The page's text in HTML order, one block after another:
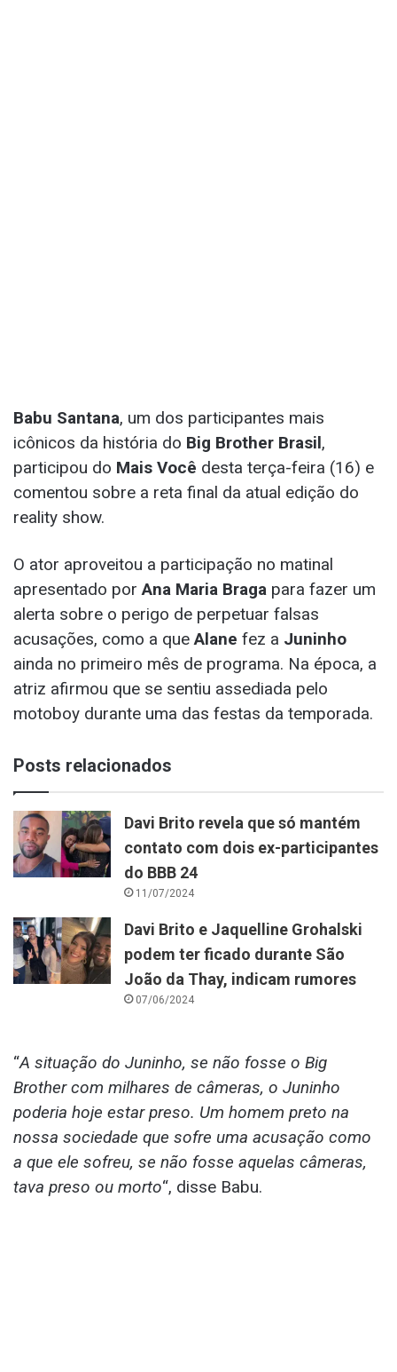
Babu Santana, um dos participantes mais
icônicos da história do Big Brother Brasil,
participou do Mais Você desta terça-feira (16) e
comentou sobre a reta final da atual edição do
reality show.
O ator aproveitou a participação no matinal
apresentado porAna Maria Braga para fazer um
alerta sobre o perigo de perpetuar falsas
acusações, como a queAlane fez a Juninho
ainda no primeiro mês de programa. Na época, a
atriz afirmou que se sentiu assediada pelo
motoboy durante uma das festas da temporada.
Posts relacionados
Davi Brito revela que só mantém
contato com dois ex-participantes
do BBB 24
11/07/2024
Davi Brito e Jaquelline Grohalski
podem ter ficado durante São
João da Thay, indicam rumores
07/06/2024
“A situação do Juninho, se não fosse o Big
Brother com milhares de câmeras, o Juninho
poderia hoje estar preso. Um homem preto na
nossa sociedade que sofre uma acusação como
a que ele sofreu, se não fosse aquelas câmeras,
tava preso ou morto“, disse Babu.